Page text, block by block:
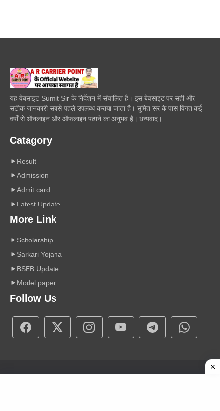
यह वेबसाइट Sumit Sir के निर्देशन में संचालित है। इस बेवसाइट पर सही और
सटीक जानकारी सबसे पहले उपलब्ध कराया जाता है। सुमित सर के पास विगत कई
वर्षों से ऑनलाइन और ऑफलाइन पढाने का अनुभव है। धन्यवाद।
Catagory
Result
Admission
Admit card
Latest Update
More Link
Scholarship
Sarkari Yojana
BSEB Update
Model paper
Follow Us